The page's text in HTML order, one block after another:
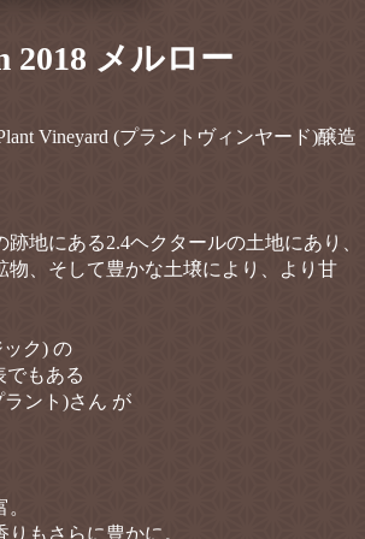
2018 メルロー
Vineyard (プラントヴィンヤード)醸造
地にある2.4ヘクタールの土地にあり、
、そして豊かな土壌により、より甘
ク) の
でもある
ラント)さん が
もさらに豊かに。